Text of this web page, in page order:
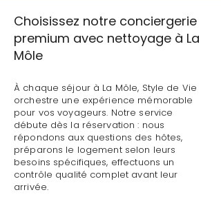
Choisissez notre conciergerie
premium avec nettoyage à La
Môle
À chaque séjour à La Môle, Style de Vie
orchestre une expérience mémorable
pour vos voyageurs. Notre service
débute dès la réservation : nous
répondons aux questions des hôtes,
préparons le logement selon leurs
besoins spécifiques, effectuons un
contrôle qualité complet avant leur
arrivée.